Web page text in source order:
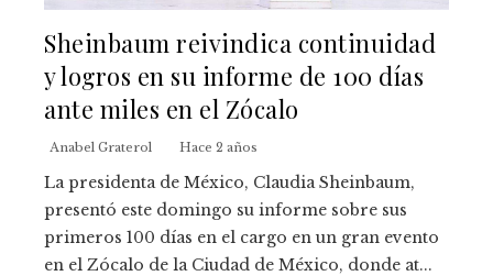
Sheinbaum reivindica continuidad
y logros en su informe de 100 días
ante miles en el Zócalo
Anabel Graterol Hace 2 años
La presidenta de México, Claudia Sheinbaum,
presentó este domingo su informe sobre sus
primeros 100 días en el cargo en un gran evento
en el Zócalo de la Ciudad de México, donde at...